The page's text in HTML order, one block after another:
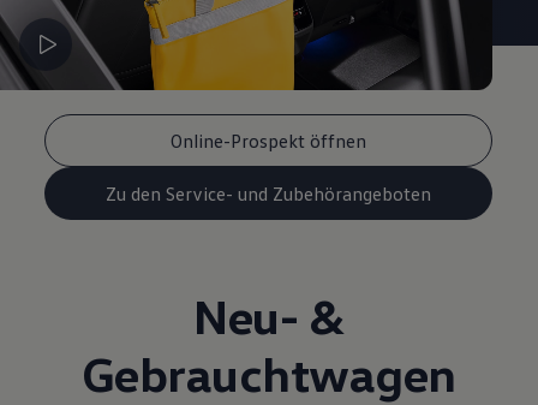
Online-Prospekt öffnen
Zu den Service- und Zubehörangeboten
Neu- &
Gebrauchtwagen